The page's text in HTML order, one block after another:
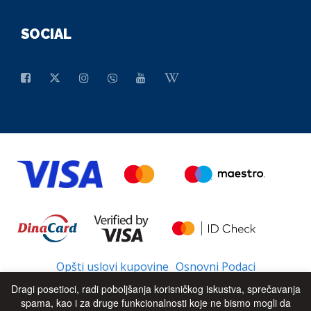
SOCIAL
Opšti uslovi kupovine Osnovni Podaci
Dragi posetioci, radi poboljšanja korisničkog iskustva, sprečavanja
spama, kao i za druge funkcionalnosti koje ne bismo mogli da